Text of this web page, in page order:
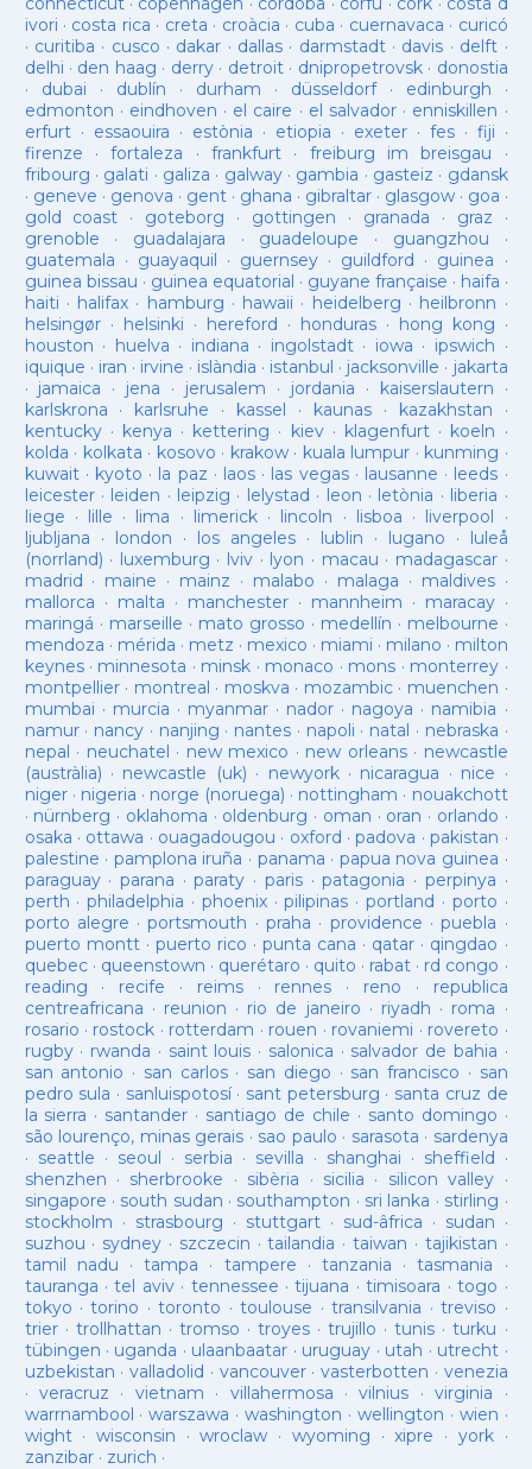
ivori · costa rica · creta · croàcia · cuba · cuernavaca · curicó
· curitiba · cusco · dakar · dallas · darmstadt· davis · delft ·
delhi · den haag · derry· detroit· dnipropetrovsk· donostia
· dubai · dublín · durham · düsseldorf· edinburgh ·
edmonton · eindhoven · el caire · el salvador · enniskillen ·
erfurt· essaouira · estònia · etiopia · exeter· fes· fiji ·
firenze ·fortaleza · frankfurt· freiburg im breisgau ·
fribourg · galati · galiza · galway· gambia · gasteiz · gdansk
· geneve · genova · gent· ghana · gibraltar· glasgow· goa ·
gold coast · goteborg · gottingen · granada · graz ·
grenoble · guadalajara · guadeloupe · guangzhou ·
guatemala · guayaquil · guernsey· guildford · guinea ·
guinea bissau · guinea equatorial · guyane française · haifa ·
haiti · halifax · hamburg · hawaii · heidelberg · heilbronn ·
helsingør· helsinki · hereford · honduras· hong kong ·
houston · huelva · indiana · ingolstadt· iowa · ipswich ·
iquique · iran · irvine · islàndia · istanbul · jacksonville · jakarta
· jamaica · jena · jerusalem · jordania · kaiserslautern ·
karlskrona · karlsruhe · kassel · kaunas· kazakhstan ·
kentucky· kenya · kettering · kiev· klagenfurt · koeln ·
kolda · kolkata · kosovo · krakow· kuala lumpur · kunming ·
kuwait· kyoto · la paz · laos· las vegas· lausanne · leeds ·
leicester· leiden · leipzig · lelystad · leon · letònia · liberia ·
liege · lille · lima · limerick· lincoln · lisboa · liverpool ·
ljubljana · london · los angeles· lublin · lugano · luleå
(norrland) · luxemburg · lviv · lyon · macau · madagascar·
madrid · maine · mainz · malabo · malaga · maldives·
mallorca · malta · manchester· mannheim · maracay·
maringá · marseille · mato grosso · medellín · melbourne ·
mendoza · mérida · metz · mexico · miami · milano · milton
keynes· minnesota · minsk · monaco · mons · monterrey ·
montpellier· montreal · moskva · mozambic· muenchen ·
mumbai · murcia · myanmar· nador · nagoya · namibia ·
namur· nancy · nanjing · nantes · napoli · natal · nebraska ·
nepal · neuchatel · new mexico · new orleans· newcastle
(austràlia) · newcastle (uk) · newyork· nicaragua · nice ·
niger· nigeria · norge (noruega) · nottingham · nouakchott
· nürnberg · oklahoma · oldenburg · oman · oran · orlando ·
osaka · ottawa · ouagadougou · oxford ·padova ·pakistan ·
palestine · pamplona iruña · panama · papua nova guinea ·
paraguay· parana ·paraty · paris·patagonia · perpinya ·
perth ·philadelphia · phoenix·pilipinas ·portland · porto ·
porto alegre ·portsmouth ·praha · providence ·puebla ·
puerto montt· puerto rico ·punta cana · qatar · qingdao ·
quebec· queenstown · querétaro · quito · rabat · rd congo ·
reading · recife · reims· rennes · reno · republica
centreafricana · reunion · rio de janeiro · riyadh · roma ·
rosario · rostock · rotterdam · rouen · rovaniemi · rovereto ·
rugby· rwanda · saint louis · salonica · salvador de bahia ·
san antonio · san carlos· san diego · san francisco · san
pedro sula · sanluispotosí· sant petersburg · santa cruz de
la sierra · santander · santiago de chile · santo domingo ·
são lourenço, minas gerais · sao paulo · sarasota · sardenya
· seattle · seoul · serbia · sevilla · shanghai · sheffield ·
shenzhen · sherbrooke · sibèria · sicilia · silicon valley ·
singapore · south sudan · southampton · sri lanka · stirling ·
stockholm · strasbourg · stuttgart· sud-âfrica · sudan ·
suzhou · sydney · szczecin ·tailandia ·taiwan · tajikistan ·
tamil nadu ·tampa · tampere · tanzania ·tasmania ·
tauranga ·tel aviv· tennessee ·tijuana ·timisoara ·togo ·
tokyo ·torino ·toronto ·toulouse ·transilvania ·treviso ·
trier· trollhattan · tromso · troyes·trujillo ·tunis ·turku ·
tübingen · uganda · ulaanbaatar · uruguay · utah · utrecht ·
uzbekistan · valladolid · vancouver· vasterbotten · venezia
· veracruz · vietnam · villahermosa ·vilnius ·virginia ·
warrnambool ·warszawa ·washington · wellington · wien ·
wight· wisconsin ·wroclaw · wyoming ·xipre · york·
zanzibar· zurich ·